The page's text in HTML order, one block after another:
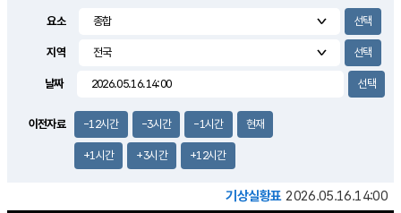
3.7m/s
요소
지역
날짜
이전자료 -12시간 -3시간 -1시간 현재
+1시간 +3시간 +12시간
기상실황표 2026.05.16.14:00